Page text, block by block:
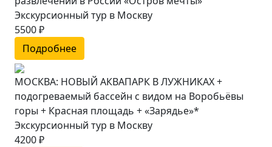
Экскурсионный тур в Москву
5500 ₽
Подробнее
МОСКВА: НОВЫЙ АКВАПАРК В ЛУЖНИКАХ +
подогреваемый бассейн с видом на Воробьёвы
горы + Красная площадь + «Зарядье»*
Экскурсионный тур в Москву
4200 ₽